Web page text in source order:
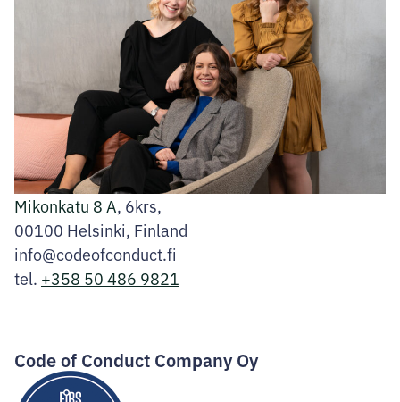
Mikonkatu 8 A, 6krs,
00100 Helsinki, Finland
info@codeofconduct.fi
tel. +358 50 486 9821
Code of Conduct Company Oy